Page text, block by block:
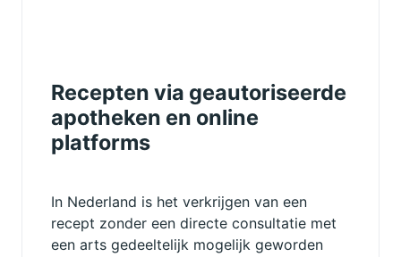
Recepten via geautoriseerde
apotheken en online
platforms
In Nederland is het verkrijgen van een
recept zonder een directe consultatie met
een arts gedeeltelijk mogelijk geworden